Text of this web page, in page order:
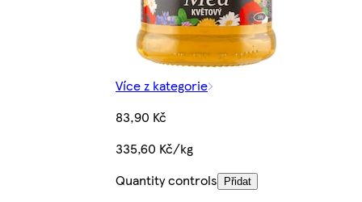
Více z kategorie
83,90 Kč
335,60 Kč/kg
Quantity controls
Přidat